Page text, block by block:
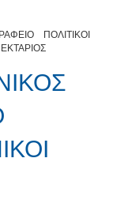
ΠΟΛΙΤΙΚΟΙ